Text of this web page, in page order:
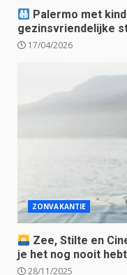
Palermo met
gezinsvriendelijke
17/04/2026
ZONVAKANTIE
Zee, Stilte en
je het nog nooit
28/11/2025